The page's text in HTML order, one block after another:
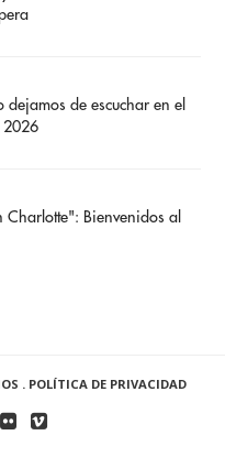
dejamos de escuchar en el
2026
Charlotte": Bienvenidos al
. POLÍTICA DE PRIVACIDAD